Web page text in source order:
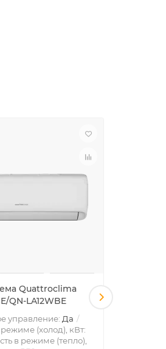
Quattroclima
QN-LA12WBE
управление: Да
(холод), кВт:
в режиме (тепло),